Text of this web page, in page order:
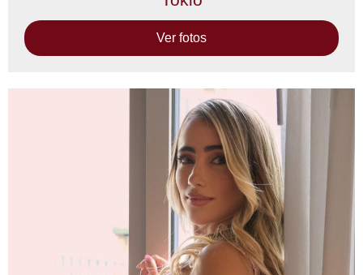
Ver fotos